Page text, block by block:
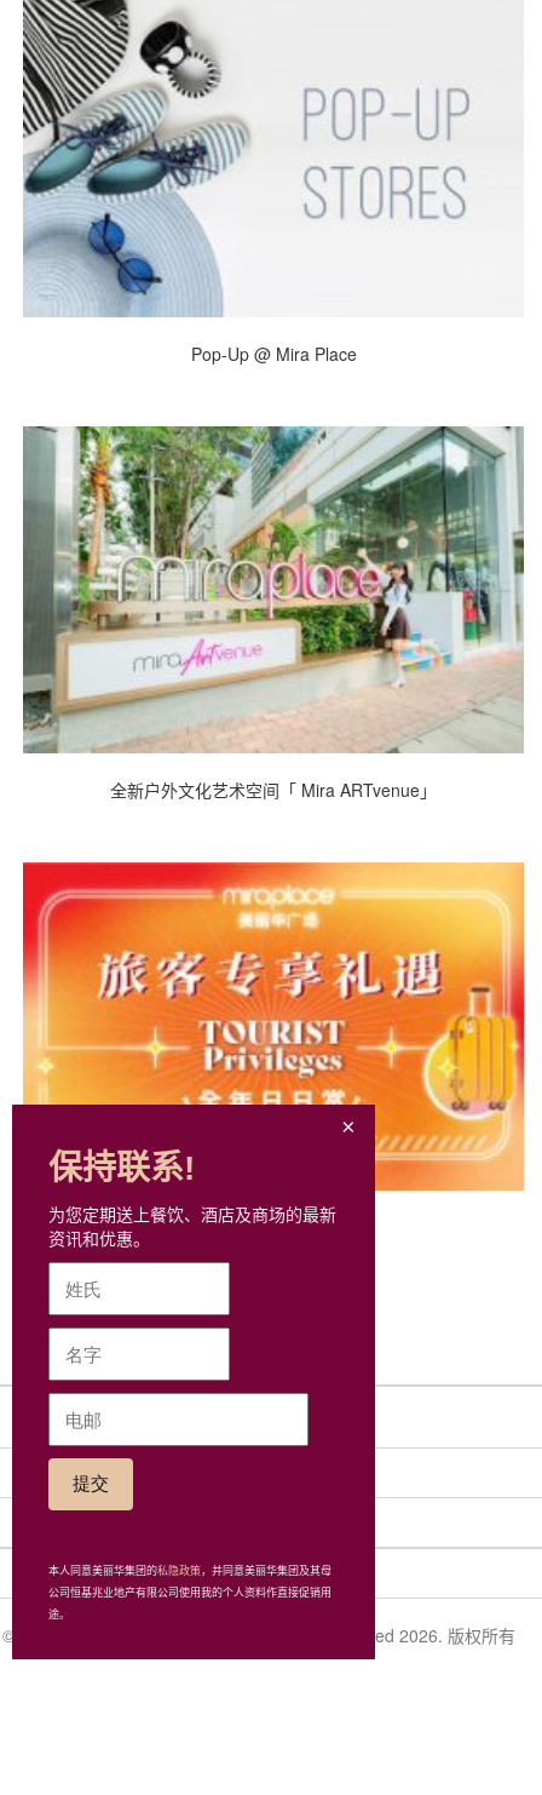
Pop-Up @ Mira Place
全新户外文化艺术空间「 Mira ARTvenue」
旅客尊享礼遇
相关连接
保持联系!
为您定期送上餐饮、酒店及商场的最新
资讯和优惠。
本人同意美丽华集团的私隐政策，并同意美丽华集团及其母
公司恒基兆业地产有限公司使用我的个人资料作直接促销用
途。
© Miramar Hotel and Investment Company, Limited 2026. 版权所有